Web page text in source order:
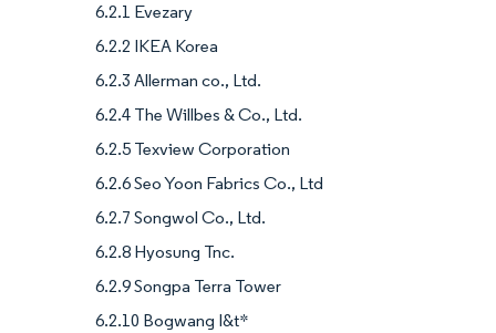
6.2.1 Evezary
6.2.2 IKEA Korea
6.2.3 Allerman co., Ltd.
6.2.4 The Willbes & Co., Ltd.
6.2.5 Texview Corporation
6.2.6 Seo Yoon Fabrics Co., Ltd
6.2.7 Songwol Co., Ltd.
6.2.8 Hyosung Tnc.
6.2.9 Songpa Terra Tower
6.2.10 Bogwang I&t*